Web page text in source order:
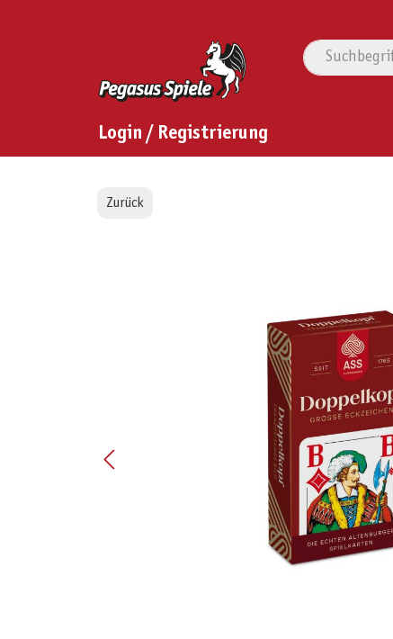
Login / Registrierung
Zurück